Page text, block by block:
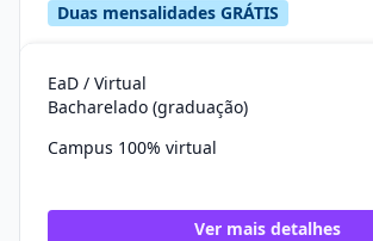
Duas mensalidades GRÁTIS
EaD / Virtual
Bacharelado (graduação)
Campus 100% virtual
Ver mais detalhes